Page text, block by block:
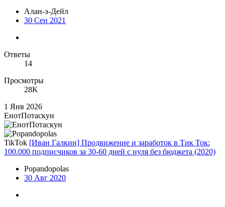
Алан-э-Дейл
30 Сен 2021
Ответы
14
Просмотры
28K
1 Янв 2026
ЕнотПотаскун
TikTok [Иван Галкин] Продвижение и заработок в Тик Ток:
100.000 подписчиков за 30-60 дней с нуля без бюджета (2020)
Popandopolas
30 Авг 2020